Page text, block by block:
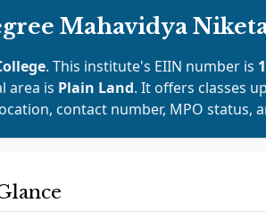
Mahavidya
. This institute's EIIN number is
area is Plain Land. It offers classes
contact number, MPO status,